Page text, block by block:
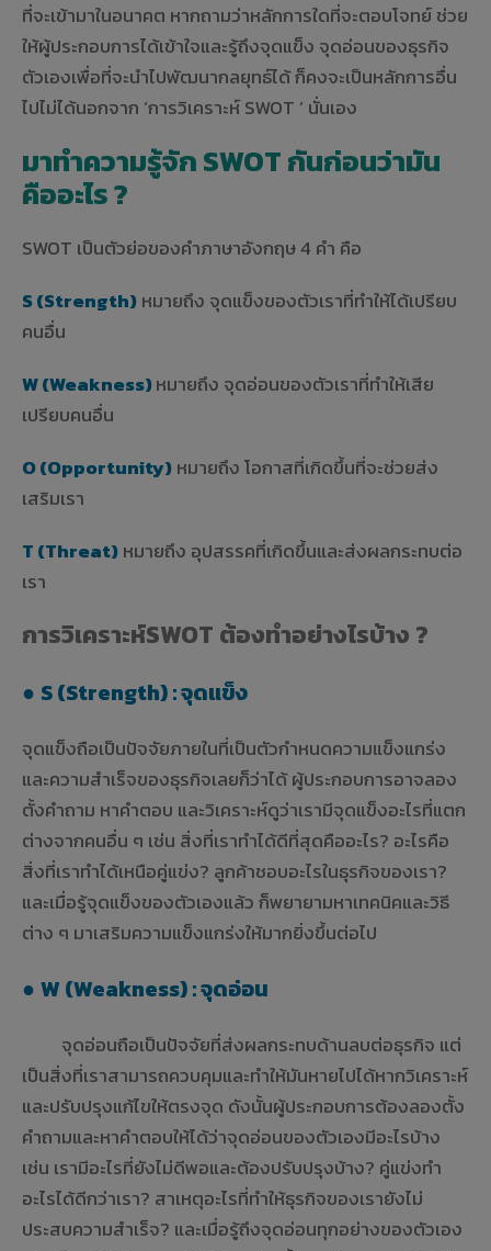
ที่จะเข้ามาในอนาคต หากถามว่าหลักการใดที่จะตอบโจทย์ ช่วย
ให้ผู้ประกอบการได้เข้าใจและรู้ถึงจุดแข็ง จุดอ่อนของธุรกิจ
ตัวเองเพื่อที่จะนำไปพัฒนากลยุทธ์ได้ ก็คงจะเป็นหลักการอื่น
ไปไม่ได้นอกจาก ‘การวิเคราะห์ SWOT ’ นั่นเอง
มาทำความรู้จัก SWOT กันก่อนว่ามัน
คืออะไร ?
SWOT เป็นตัวย่อของคำภาษาอังกฤษ 4 คำ คือ
S (Strength)หมายถึง จุดแข็งของตัวเราที่ทำให้ได้เปรียบ
คนอื่น
W (Weakness)หมายถึง จุดอ่อนของตัวเราที่ทำให้เสีย
เปรียบคนอื่น
O (Opportunity)หมายถึง โอกาสที่เกิดขึ้นที่จะช่วยส่ง
เสริมเรา
T (Threat)หมายถึง อุปสรรคที่เกิดขึ้นและส่งผลกระทบต่อ
เรา
การวิเคราะห์SWOT ต้องทำอย่างไรบ้าง ?
● S (Strength) : จุดแข็ง
จุดแข็งถือเป็นปัจจัยภายในที่เป็นตัวกำหนดความแข็งแกร่ง
และความสำเร็จของธุรกิจเลยก็ว่าได้ ผู้ประกอบการอาจลอง
ตั้งคำถาม หาคำตอบ และวิเคราะห์ดูว่าเรามีจุดแข็งอะไรที่แตก
ต่างจากคนอื่น ๆ เช่น สิ่งที่เราทำได้ดีที่สุดคืออะไร? อะไรคือ
สิ่งที่เราทำได้เหนือคู่แข่ง? ลูกค้าชอบอะไรในธุรกิจของเรา?
และเมื่อรู้จุดแข็งของตัวเองแล้ว ก็พยายามหาเทคนิคและวิธี
ต่าง ๆ มาเสริมความแข็งแกร่งให้มากยิ่งขึ้นต่อไป
● W (Weakness) : จุดอ่อน
จุดอ่อนถือเป็นปัจจัยที่ส่งผลกระทบด้านลบต่อธุรกิจ แต่
เป็นสิ่งที่เราสามารถควบคุมและทำให้มันหายไปได้หากวิเคราะห์
และปรับปรุงแก้ไขให้ตรงจุด ดังนั้นผู้ประกอบการต้องลองตั้ง
คำถามและหาคำตอบให้ได้ว่าจุดอ่อนของตัวเองมีอะไรบ้าง
เช่น เรามีอะไรที่ยังไม่ดีพอและต้องปรับปรุงบ้าง? คู่แข่งทำ
อะไรได้ดีกว่าเรา? สาเหตุอะไรที่ทำให้ธุรกิจของเรายังไม่
ประสบความสำเร็จ? และเมื่อรู้ถึงจุดอ่อนทุกอย่างของตัวเอง